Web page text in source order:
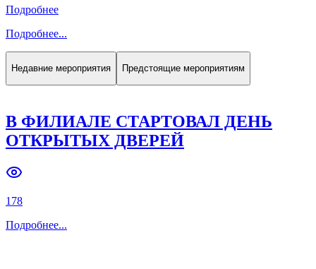
Подробнее
Подробнее...
Недавние мероприятия Предстоящие мероприятиям
В ФИЛИАЛЕ СТАРТОВАЛ ДЕНЬ
ОТКРЫТЫХ ДВЕРЕЙ
178
Подробнее...